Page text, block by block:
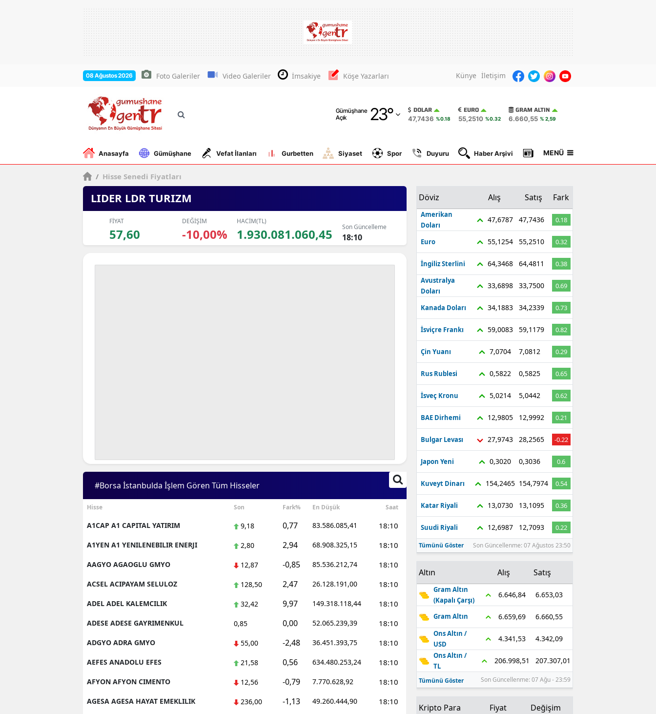
08 Ağustos 2026 Foto Galeriler Video Galeriler İmsakiye Köşe Yazarları Künye İletişim
Gümüşhane
Açık
23°
Adana
Adıyaman
Amasya
Antalya
Aydın
Balıkesir
Bilecik
Elazığ
Eskişehir
Gaziantep
Giresun
Gümüşhane
Hakkari
Hatay
DOLAR
47,7436 %0.18
EURO
55,2510 %0.32
GRAM ALTIN
6.660,55 % 2,59
Anasayfa Gümüşhane Vefat İlanları Gurbetten Siyaset Spor Duyuru Haber Arşivi Gazete Manşetleri
MENÜ
/ Hisse Senedi Fiyatları
LIDER LDR TURIZM
FİYAT
57,60
DEĞİŞİM
-10,00%
HACİM(TL)
1.930.081.060,45 Son Güncelleme
18:10
#Borsa İstanbulda İşlem Gören Tüm Hisseler
Hisse Son Fark% En Düşük Saat
A1CAP A1 CAPITAL YATIRIM 9,18 0,77 83.586.085,41 18:10
A1YEN A1 YENILENEBILIR ENERJI 2,80 2,94 68.908.325,15 18:10
AAGYO AGAOGLU GMYO 12,87 -0,85 85.536.212,74 18:10
ACSEL ACIPAYAM SELULOZ 128,50 2,47 26.128.191,00 18:10
ADEL ADEL KALEMCILIK 32,42 9,97 149.318.118,44 18:10
ADESE ADESE GAYRIMENKUL 0,85 0,00 52.065.239,39 18:10
ADGYO ADRA GMYO 55,00 -2,48 36.451.393,75 18:10
AEFES ANADOLU EFES 21,58 0,56 634.480.253,24 18:10
AFYON AFYON CIMENTO 12,56 -0,79 7.770.628,92 18:10
AGESA AGESA HAYAT EMEKLILIK 236,00 -1,13 49.260.444,90 18:10
Döviz Alış Satış Fark
Amerikan
Doları
47,6787 47,7436 0.18
Euro 55,1254 55,2510 0.32
İngiliz Sterlini 64,3468 64,4811
0.38
Avustralya
Doları
33,6898 33,7500 0.69
Kanada Doları 34,1883 34,2339 0.73
İsviçre Frankı 59,0083 59,1179 0.82
Çin Yuanı 7,0704 7,0812 0.29
Rus Rublesi 0,5822 0,5825 0.65
İsveç Kronu 5,0214 5,0442 0.62
BAE Dirhemi 12,9805 12,9992 0.21
Bulgar Levası 27,9743 28,2565 -0.22
Japon Yeni 0,3020 0,3036 0.6
Kuveyt Dinarı 154,2465 154,7974 0.54
Katar Riyali 13,0730 13,1095 0.36
Suudi Riyali 12,6987 12,7093 0.22
Tümünü Göster Son Güncellenme: 07 Ağustos 23:50
Altın Alış Satış
Gram Altın
(Kapalı Çarşı)
6.646,84 6.653,03
Gram Altın 6.659,69 6.660,55
Ons Altın /
USD
4.341,53 4.342,09
Ons Altın /
TL
206.998,51 207.307,01
Tümünü Göster Son Güncellenme: 07 Ağu - 23:59
Kripto Para Fiyat Değişim